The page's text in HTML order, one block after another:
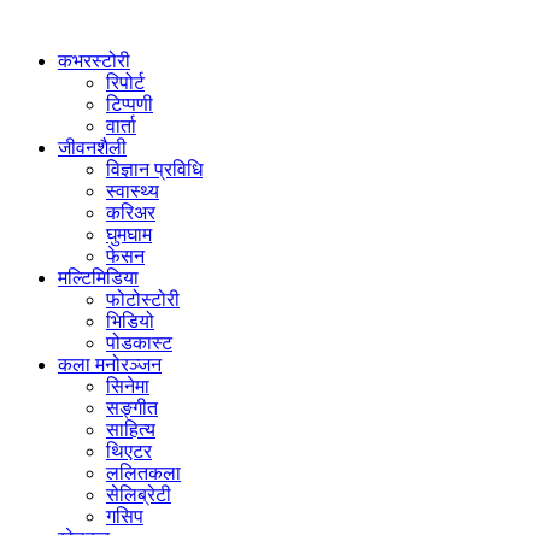
कभरस्टोरी
रिपोर्ट
टिप्पणी
वार्ता
जीवनशैली
विज्ञान प्रविधि
स्वास्थ्य
करिअर
घुमघाम
फेसन
मल्टिमिडिया
फोटोस्टोरी
भिडियो
पोडकास्ट
कला मनोरञ्जन
सिनेमा
सङ्गीत
साहित्य
थिएटर
ललितकला
सेलिब्रेटी
गसिप